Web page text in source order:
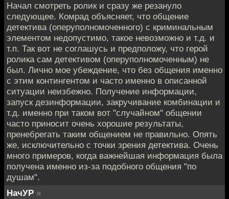
Начал смотреть ролик и сразу же резануло
следующее. Комрад объясняет, что общение
детектива (оперуполномоченного) с криминальным
элементом недопустимо, такое невозможно и т.д. и
т.п. Так вот не соглашусь и предположу, что герой
ролика сам детективом (оперуполномоченным) не
был. Лично мое убеждение, что без общения именно
с этим контингентом и часто именно в описанной
ситуации неизбежно. Получение информации,
запуск дезинформации, закручивание комбинации и
т.д. именно при таком вот "случайном" общении
часто приносит очень хорошие результаты,
пренебрегать таким общением не правильно. Опять
же, исключительно с точки зрения детектива. Очень
много примеров, когда важнейшая информация была
получена именно из-за подобного общения "по
душам".
НачУР »